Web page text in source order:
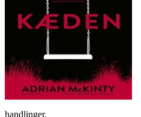
handlinger.